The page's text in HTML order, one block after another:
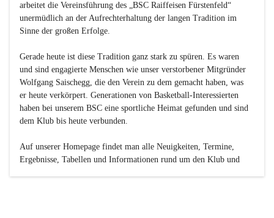
arbeitet die Vereinsführung des „BSC Raiffeisen Fürstenfeld“
unermüdlich an der Aufrechterhaltung der langen Tradition im
Sinne der großen Erfolge.
Gerade heute ist diese Tradition ganz stark zu spüren. Es waren
und sind engagierte Menschen wie unser verstorbener Mitgründer
Wolfgang Saischegg, die den Verein zu dem gemacht haben, was
er heute verkörpert. Generationen von Basketball-Interessierten
haben bei unserem BSC eine sportliche Heimat gefunden und sind
dem Klub bis heute verbunden.
Auf unserer Homepage findet man alle Neuigkeiten, Termine,
Ergebnisse, Tabellen und Informationen rund um den Klub und